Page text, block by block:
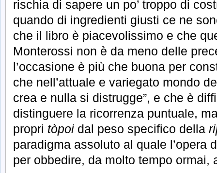
rischia di sapere un po’ troppo di
quando di ingredienti giusti ce ne
che il libro è piacevolissimo e che
Monterossi non è da meno delle
l’occasione è più che buona per
che nell’attuale e variegato mondo
crea e nulla si distrugge”, e che è
distinguere la ricorrenza puntuale,
propri tòpoi dal peso specifico della
paradigma assoluto al quale l’opera
per obbedire, da molto tempo ormai,